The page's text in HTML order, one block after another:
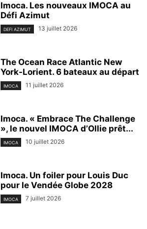
Imoca. Les nouveaux IMOCA au
Défi Azimut
DEFI AZIMUT 13 juillet 2026
The Ocean Race Atlantic New
York-Lorient. 6 bateaux au départ
IMOCA 11 juillet 2026
Imoca. « Embrace The Challenge
», le nouvel IMOCA d’Ollie prêt...
IMOCA 10 juillet 2026
Imoca. Un foiler pour Louis Duc
pour le Vendée Globe 2028
IMOCA 7 juillet 2026